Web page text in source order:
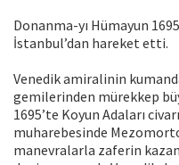
Donanma-yı Hümayun
İstanbul’dan hareket etti.
Venedik amiralinin
gemilerinden mürekkep
1695’te Koyun Adaları
muharebesinde
manevralarla zaferin